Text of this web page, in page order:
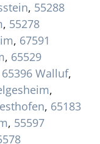
, 55288
, 55278
, 67591
, 65529
65396 Walluf,
,
, 65183
, 55597